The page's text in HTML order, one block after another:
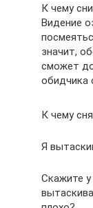
К чему
Видение
значит,
сможет
обидчика
К чему
Я
Скажите